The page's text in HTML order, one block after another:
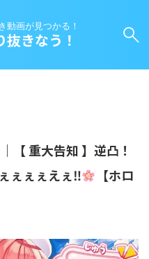
動画が見つかる！
きなう！
【 重大告知 】逆凸！
ぇぇぇえぇ‼
【ホロ